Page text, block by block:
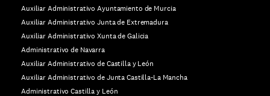
Auxiliar Administrativo Ayuntamiento de Murcia
Auxiliar Administrativo Junta de Extremadura
Auxiliar Administrativo Xunta de Galicia
Administrativo de Navarra
Auxiliar Administrativo de Castilla y León
Auxiliar Administrativo de Junta Castilla-La Mancha
Administrativo Castilla y León